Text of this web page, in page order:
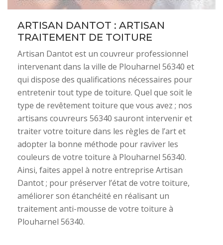
ARTISAN DANTOT : ARTISAN
TRAITEMENT DE TOITURE
Artisan Dantot est un couvreur professionnel
intervenant dans la ville de Plouharnel 56340 et
qui dispose des qualifications nécessaires pour
entretenir tout type de toiture. Quel que soit le
type de revêtement toiture que vous avez ; nos
artisans couvreurs 56340 sauront intervenir et
traiter votre toiture dans les règles de l’art et
adopter la bonne méthode pour raviver les
couleurs de votre toiture à Plouharnel 56340.
Ainsi, faites appel à notre entreprise Artisan
Dantot ; pour préserver l’état de votre toiture,
améliorer son étanchéité en réalisant un
traitement anti-mousse de votre toiture à
Plouharnel 56340.